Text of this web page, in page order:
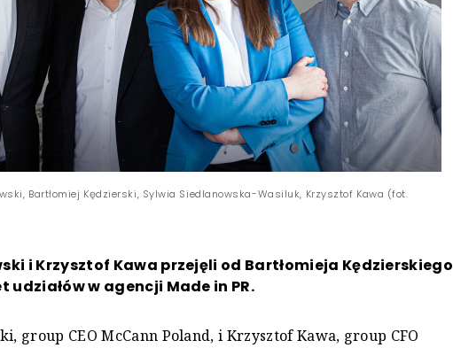
Bartłomiej Kędzierski, Sylwia Siedlanowska-Wasiluk, Krzysztof Kawa (fot.
i Krzysztof Kawa przejęli od Bartłomieja Kędzierskiego
w agencji Made in PR.
group CEO McCann Poland, i Krzysztof Kawa, group CFO